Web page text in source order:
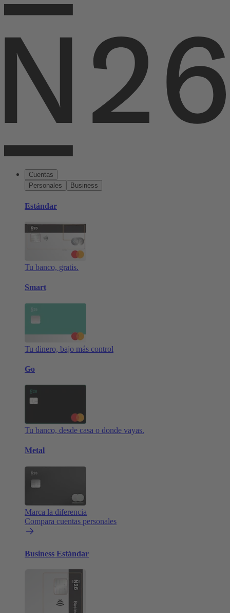
Cuentas
Personales
Business
Estándar
Tu banco, gratis.
Smart
Tu dinero, bajo más control
Go
Tu banco, desde casa o donde vayas.
Metal
Marca la diferencia
Compara cuentas personales
Business Estándar